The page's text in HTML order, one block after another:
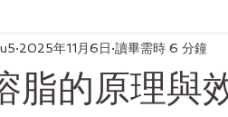
脂的原理與
2025年11月6日 讀畢需時 6 分鐘